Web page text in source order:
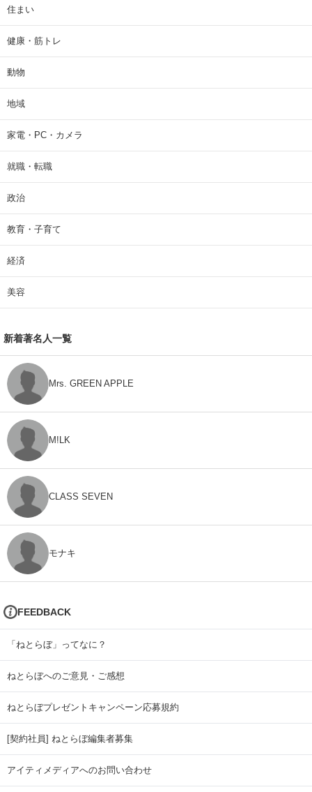
住まい
健康・筋トレ
動物
地域
家電・PC・カメラ
就職・転職
政治
教育・子育て
経済
美容
新着著名人一覧
Mrs. GREEN APPLE
M!LK
CLASS SEVEN
モナキ
FEEDBACK
「ねとらぼ」ってなに？
ねとらぼへのご意見・ご感想
ねとらぼプレゼントキャンペーン応募規約
[契約社員] ねとらぼ編集者募集
アイティメディアへのお問い合わせ